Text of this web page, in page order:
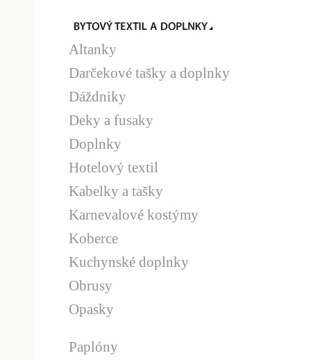
Altanky
Darčekové tašky a doplnky
Dáždniky
Deky a fusaky
Doplnky
Hotelový textil
Kabelky a tašky
Karnevalové kostýmy
Koberce
Kuchynské doplnky
Obrusy
Opasky
Paplóny